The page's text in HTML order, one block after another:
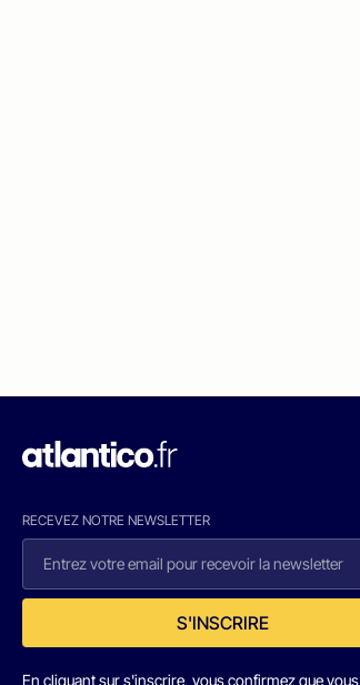
RECEVEZ NOTRE NEWSLETTER
S'INSCRIRE
En cliquant sur s'inscrire, vous confirmez que vous